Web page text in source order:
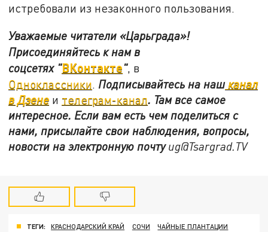
истребовали из незаконного пользования.
Уважаемые читатели «Царьграда»!
Присоединяйтесь к нам в
соцсетях "ВКонтакте", в
Одноклассники Подписывайтесь на нашканал
в Дзене и телеграм-канал. Там все самое
интересное. Если вам есть чем поделиться с
нами, присылайте свои наблюдения, вопросы,
новости на электронную почтуug@Tsargrad.TV
ТЕГИ: КРАСНОДАРСКИЙ КРАЙ СОЧИ
ЧАЙНЫЕ ПЛАНТАЦИИ